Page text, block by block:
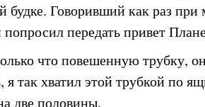
будке. Говоривший как раз
передать привет
что повешенную трубку,
я так хватил этой трубкой по
две половины.